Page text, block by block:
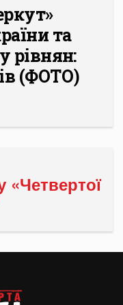
та
рівнян:
(ФОТО)
«Четвертої